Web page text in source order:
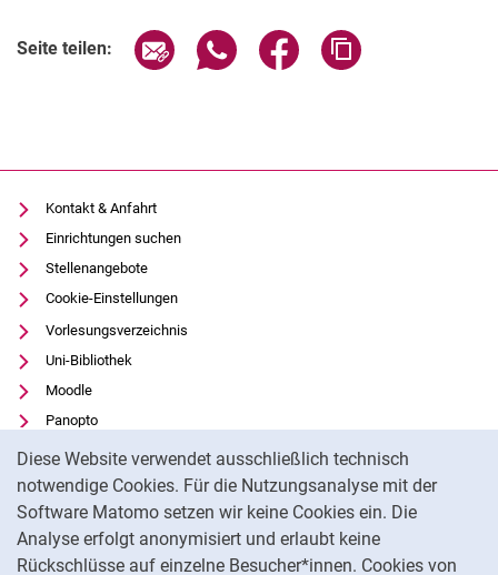
Diese Website verwendet ausschließlich technisch
notwendige Cookies. Für die Nutzungsanalyse mit der
Software Matomo setzen wir keine Cookies ein. Die
Analyse erfolgt anonymisiert und erlaubt keine
Rückschlüsse auf einzelne Besucher*innen. Cookies von
Seite teilen: Seite über E-Mail teilen
Seite über WhatsApp teilen
Seite über Facebook
Kontakt & Anfahrt
Einrichtungen suchen
Stellenangebote
Cookie-Einstellungen
Vorlesungsverzeichnis
Uni-Bibliothek
Moodle
Panopto
Datenschutz
Barrierefreiheit
Transparenter KI-Einsatz
Impressum